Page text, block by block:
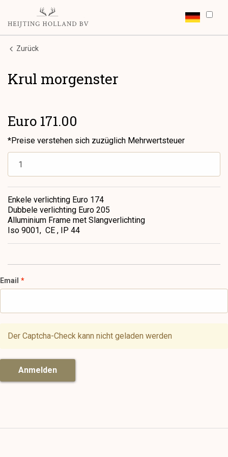
Zurück
Krul morgenster
Euro 171.00
*Preise verstehen sich zuzüglich Mehrwertsteuer
Enkele verlichting Euro 174
Dubbele verlichting Euro 205
Alluminium Frame met Slangverlichting
Iso 9001, CE , IP 44
Email
Der Captcha-Check kann nicht geladen werden
Anmelden